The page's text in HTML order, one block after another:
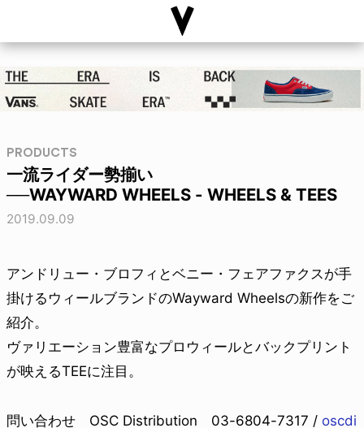
PRODUCTS
一流ライダー勢揃い
──WAYWARD WHEELS - WHEELS & TEES
2019.09.09
アンドリュー・ブロフィとベニー・フェアファクスが手
掛けるウィールブランドのWayward Wheelsの新作をご
紹介。
ヴァリエーション豊富なプロウィールとバックプリント
が映えるTEEに注目。
問い合わせ OSC Distribution 03-6804-7317 / oscdi